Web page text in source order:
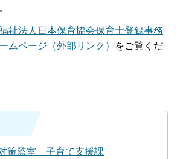
祉法人日本保育協会保育士登録事務
ムページ（外部リンク）
をご覧くだ
策監室 子育て支援課